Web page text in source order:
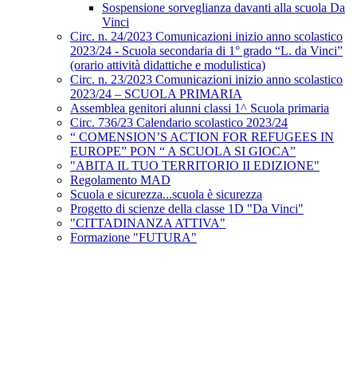
Sospensione sorveglianza davanti alla scuola Da
Vinci
Circ. n. 24/2023 Comunicazioni inizio anno scolastico
2023/24 - Scuola secondaria di 1° grado “L. da Vinci”
(orario attività didattiche e modulistica)
Circ. n. 23/2023 Comunicazioni inizio anno scolastico
2023/24 – SCUOLA PRIMARIA
Assemblea genitori alunni classi 1^ Scuola primaria
Circ. 736/23 Calendario scolastico 2023/24
“ COMENSION’S ACTION FOR REFUGEES IN
EUROPE” PON “ A SCUOLA SI GIOCA”
"ABITA IL TUO TERRITORIO II EDIZIONE"
Regolamento MAD
Scuola e sicurezza...scuola è sicurezza
Progetto di scienze della classe 1D "Da Vinci"
"CITTADINANZA ATTIVA"
Formazione "FUTURA"